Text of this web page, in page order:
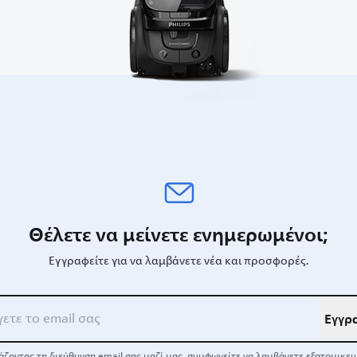
Θέλετε να μείνετε ενημερωμένοι;
Εγγραφείτε για να λαμβάνετε νέα και προσφορές.